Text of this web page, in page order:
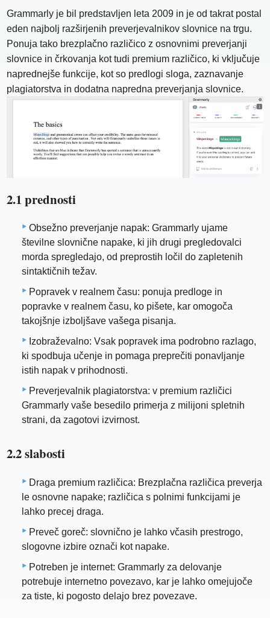
Grammarly je bil predstavljen leta 2009 in je od takrat postal
eden najbolj razširjenih preverjevalnikov slovnice na trgu.
Ponuja tako brezplačno različico z osnovnimi preverjanji
slovnice in črkovanja kot tudi premium različico, ki vključuje
naprednejše funkcije, kot so predlogi sloga, zaznavanje
plagiatorstva in dodatna napredna preverjanja slovnice.
2.1 prednosti
Obsežno preverjanje napak: Grammarly ujame
številne slovnične napake, ki jih drugi pregledovalci
morda spregledajo, od preprostih ločil do zapletenih
sintaktičnih težav.
Popravek v realnem času: ponuja predloge in
popravke v realnem času, ko pišete, kar omogoča
takojšnje izboljšave vašega pisanja.
Izobraževalno: Vsak popravek ima podrobno razlago,
ki spodbuja učenje in pomaga preprečiti ponavljanje
istih napak v prihodnosti.
Preverjevalnik plagiatorstva: v premium različici
Grammarly vaše besedilo primerja z milijoni spletnih
strani, da zagotovi izvirnost.
2.2 slabosti
Draga premium različica: Brezplačna različica preverja
le osnovne napake; različica s polnimi funkcijami je
lahko precej draga.
Preveč goreč: slovnično je lahko včasih prestrogo,
slogovne izbire označi kot napake.
Potreben je internet: Grammarly za delovanje
potrebuje internetno povezavo, kar je lahko omejujoče
za tiste, ki pogosto delajo brez povezave.